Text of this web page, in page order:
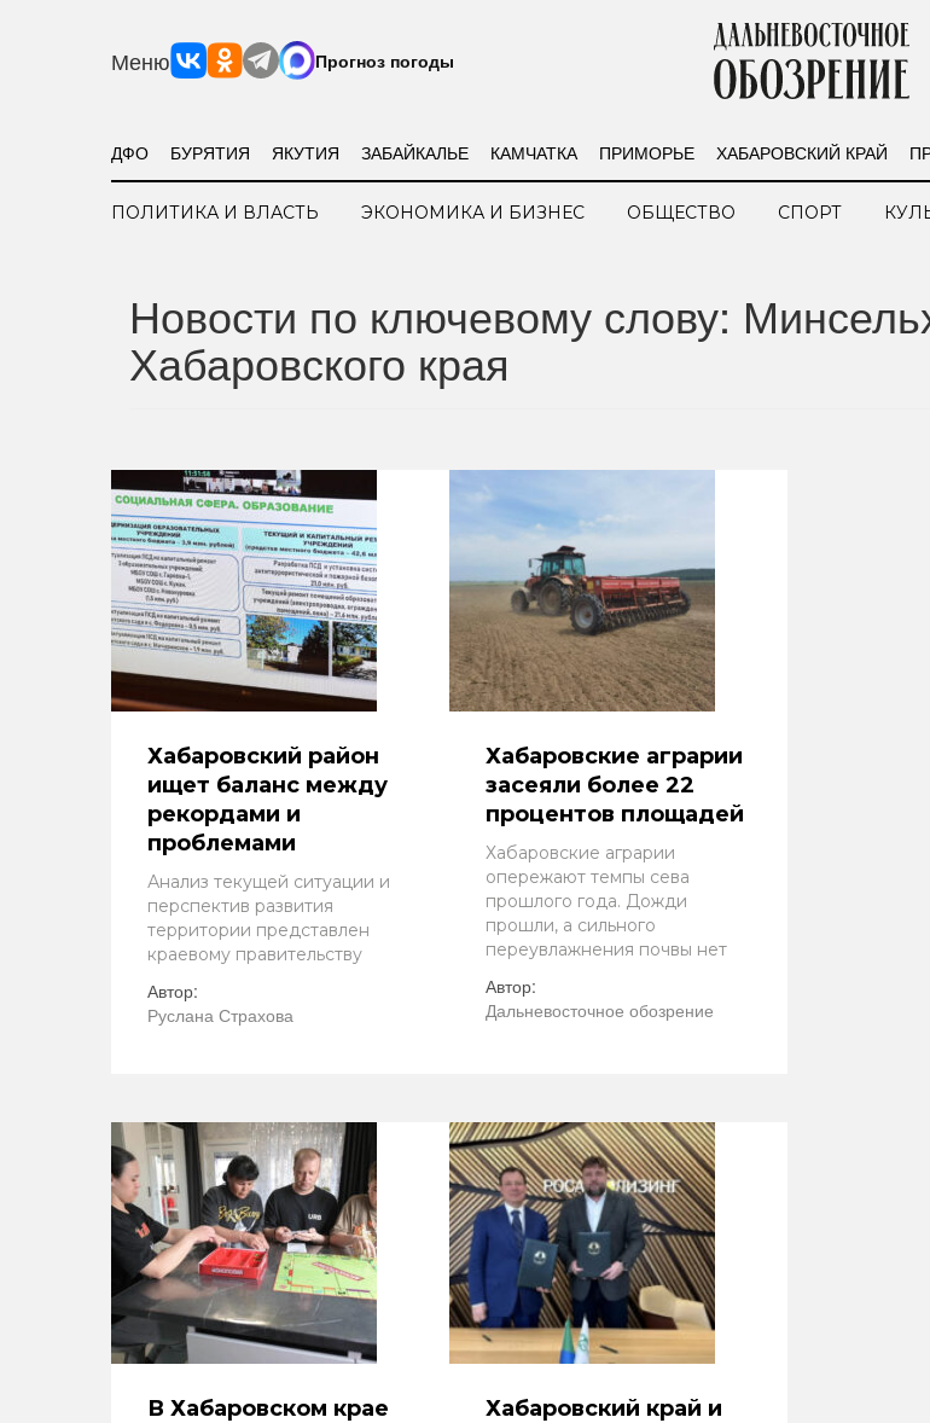
Меню Прогноз погоды
ДФО БУРЯТИЯ ЯКУТИЯ ЗАБАЙКАЛЬЕ КАМЧАТКА ПРИМОРЬЕ ХАБАРОВСКИЙ КРАЙ
ПОЛИТИКА И ВЛАСТЬ ЭКОНОМИКА И БИЗНЕС ОБЩЕСТВО СПОРТ
Новости по ключевому слову:
Хабаровского края
Хабаровский район
ищет баланс между
рекордами и
проблемами
Анализ текущей ситуации и
перспектив развития
территории представлен
краевому правительству
Автор:
Руслана Страхова
Хабаровские аграрии
засеяли более 22
процентов площадей
Хабаровские аграрии
опережают темпы сева
прошлого года. Дожди
прошли, а сильного
переувлажнения почвы нет
Автор:
Дальневосточное обозрение
В Хабаровском крае
Хабаровский край и